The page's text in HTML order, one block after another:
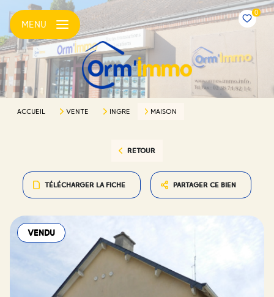
0
MENU
ACCUEIL VENTE INGRE MAISON
RETOUR
TÉLÉCHARGER LA FICHE PARTAGER CE BIEN
VENDU